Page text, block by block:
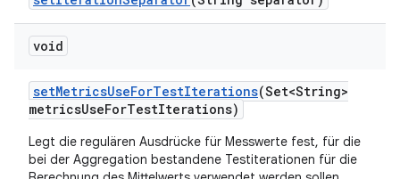
void
setMetricsUseForTestIterations(Set<String>
metricsUseForTestIterations)
Legt die regulären Ausdrücke für Messwerte fest, für die
bei der Aggregation bestandene Testiterationen für die